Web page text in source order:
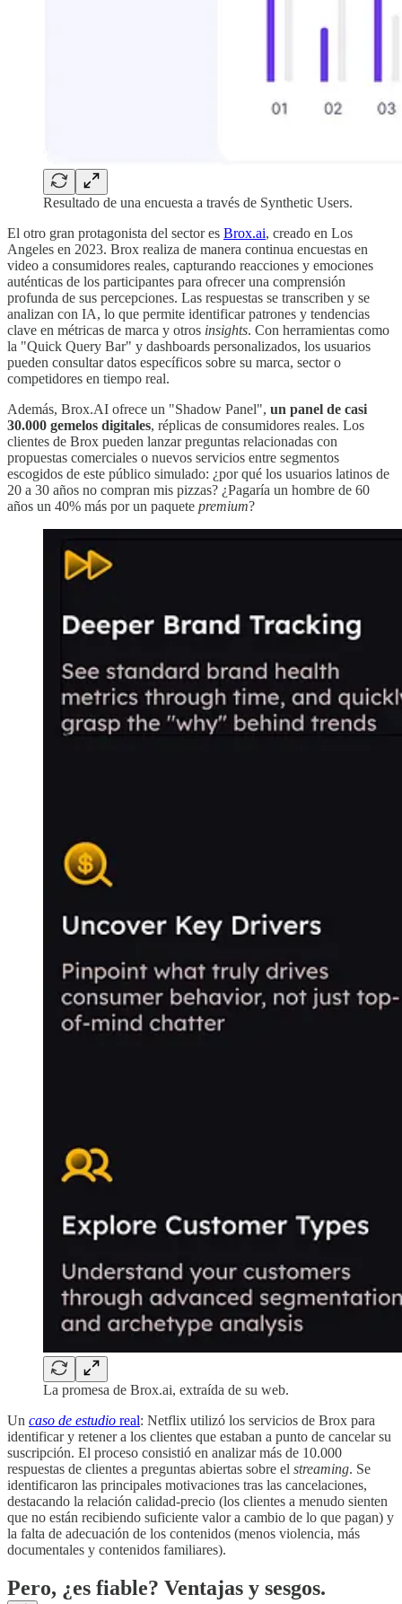
Resultado de una encuesta a través de Synthetic Users.
El otro gran protagonista del sector es Brox.ai, creado en Los
Angeles en 2023. Brox realiza de manera continua encuestas en
video a consumidores reales, capturando reacciones y emociones
auténticas de los participantes para ofrecer una comprensión
profunda de sus percepciones. Las respuestas se transcriben y se
analizan con IA, lo que permite identificar patrones y tendencias
clave en métricas de marca y otros insights. Con herramientas como
la "Quick Query Bar" y dashboards personalizados, los usuarios
pueden consultar datos específicos sobre su marca, sector o
competidores en tiempo real.
Además, Brox.AI ofrece un "Shadow Panel", un panel de casi
30.000 gemelos digitales, réplicas de consumidores reales. Los
clientes de Brox pueden lanzar preguntas relacionadas con
propuestas comerciales o nuevos servicios entre segmentos
escogidos de este público simulado: ¿por qué los usuarios latinos de
20 a 30 años no compran mis pizzas? ¿Pagaría un hombre de 60
años un 40% más por un paquete premium?
La promesa de Brox.ai, extraída de su web.
Un caso de estudio real: Netflix utilizó los servicios de Brox para
identificar y retener a los clientes que estaban a punto de cancelar su
suscripción. El proceso consistió en analizar más de 10.000
respuestas de clientes a preguntas abiertas sobre el streaming. Se
identificaron las principales motivaciones tras las cancelaciones,
destacando la relación calidad-precio (los clientes a menudo sienten
que no están recibiendo suficiente valor a cambio de lo que pagan) y
la falta de adecuación de los contenidos (menos violencia, más
documentales y contenidos familiares).
Pero, ¿es fiable? Ventajas y sesgos.